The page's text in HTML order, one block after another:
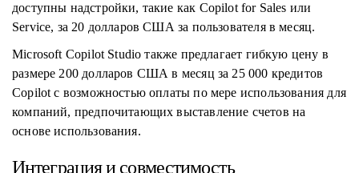
доступны надстройки, такие как Copilot for Sales или
Service, за 20 долларов США за пользователя в месяц.
Microsoft Copilot Studio также предлагает гибкую цену в
размере 200 долларов США в месяц за 25 000 кредитов
Copilot с возможностью оплаты по мере использования для
компаний, предпочитающих выставление счетов на
основе использования.
Интеграция и совместимость